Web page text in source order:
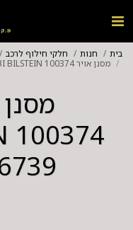
בית חנות חלקי חילוף לרכב
מסנן אויר FEBI BILSTEIN 100374 במוו 13718626739